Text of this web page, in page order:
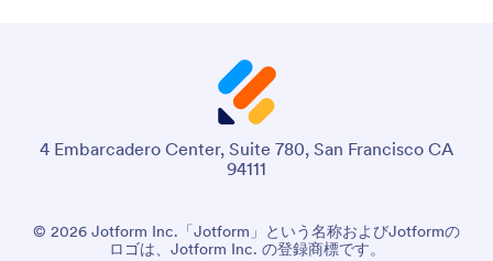
4 Embarcadero Center, Suite 780, San Francisco CA
94111
© 2026 Jotform Inc.「Jotform」という名称およびJotformの
ロゴは、Jotform Inc. の登録商標です。